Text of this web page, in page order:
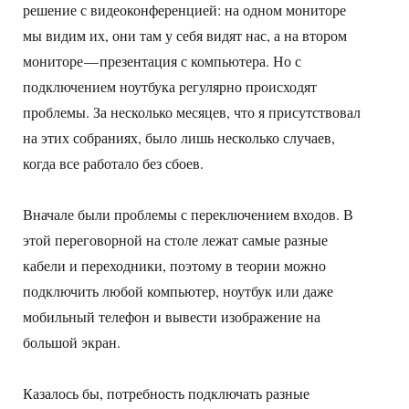
решение с видеоконференцией: на одном мониторе
мы видим их, они там у себя видят нас, а на втором
мониторе — презентация с компьютера. Но с
подключением ноутбука регулярно происходят
проблемы. За несколько месяцев, что я присутствовал
на этих собраниях, было лишь несколько случаев,
когда все работало без сбоев.
Вначале были проблемы с переключением входов. В
этой переговорной на столе лежат самые разные
кабели и переходники, поэтому в теории можно
подключить любой компьютер, ноутбук или даже
мобильный телефон и вывести изображение на
большой экран.
Казалось бы, потребность подключать разные